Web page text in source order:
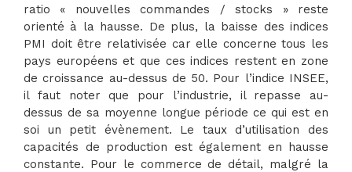
ratio « nouvelles commandes / stocks » reste
orienté à la hausse. De plus, la baisse des indices
PMI doit être relativisée car elle concerne tous les
pays européens et que ces indices restent en zone
de croissance au-dessus de 50. Pour l’indice INSEE,
il faut noter que pour l’industrie, il repasse au-
dessus de sa moyenne longue période ce qui est en
soi un petit évènement. Le taux d’utilisation des
capacités de production est également en hausse
constante. Pour le commerce de détail, malgré la